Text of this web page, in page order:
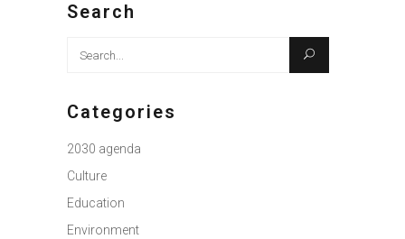
Search
Categories
2030 agenda
Culture
Education
Environment